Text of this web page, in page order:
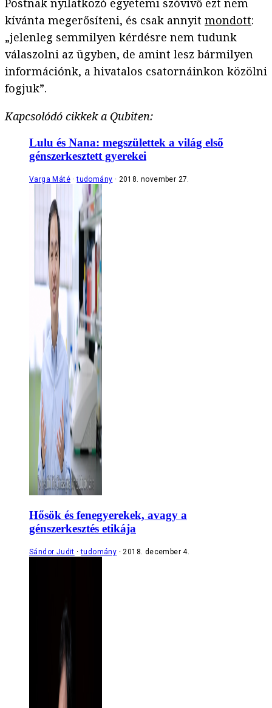
Postnak nyilatkozó egyetemi szóvivő ezt nem
kívánta megerősíteni, és csak annyit mondott:
„jelenleg semmilyen kérdésre nem tudunk
válaszolni az ügyben, de amint lesz bármilyen
információnk, a hivatalos csatornáinkon közölni
fogjuk”.
Kapcsolódó cikkek a Qubiten:
Lulu és Nana: megszülettek a világ első
génszerkesztett gyerekei
Varga Máté tudomány 2018. november 27.
Hősök és fenegyerekek, avagy a
génszerkesztés etikája
Sándor Judit tudomány 2018. december 4.